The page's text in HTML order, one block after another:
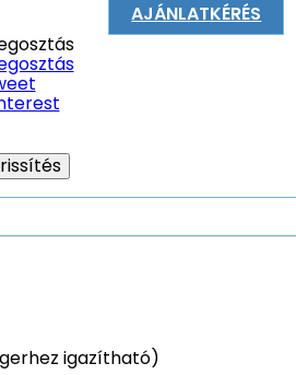
AJÁNLATKÉRÉS
igazítható)